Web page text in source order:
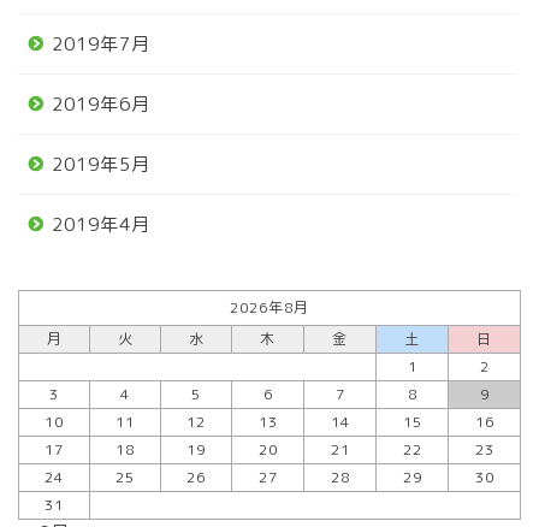
2019年7月
2019年6月
2019年5月
2019年4月
2026年8月
月
火 水 木 金 土
日
1
2
3
4 5 6 7 8
9
10
11 12 13 14 15
16
17
18 19 20 21 22
23
24
25 26 27 28 29
30
31